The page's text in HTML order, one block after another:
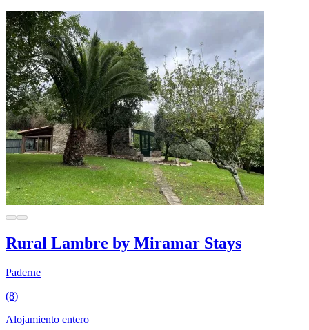
Rural Lambre by Miramar Stays
Paderne
(8)
Alojamiento entero